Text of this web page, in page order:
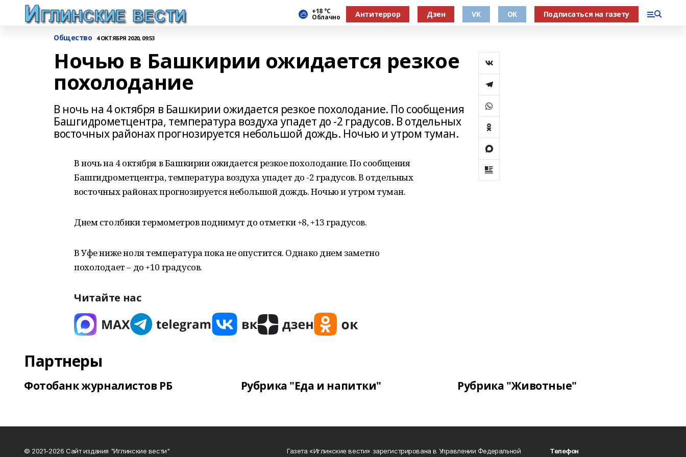
+18 °С
Облачно Антитеррор Дзен VK OK Подписаться на газету
Общество 4 ОКТЯБРЯ 2020, 09:53
Ночью в Башкирии ожидается резкое
похолодание
В ночь на 4 октября в Башкирии ожидается резкое похолодание. По сообщения
Башгидрометцентра, температура воздуха упадет до -2 градусов. В отдельных
восточных районах прогнозируется небольшой дождь. Ночью и утром туман.
В ночь на 4 октября в Башкирии ожидается резкое похолодание. По сообщения
Башгидрометцентра, температура воздуха упадет до -2 градусов. В отдельных
восточных районах прогнозируется небольшой дождь. Ночью и утром туман.
Днем столбики термометров поднимут до отметки +8, +13 градусов.
В Уфе ниже ноля температура пока не опустится. Однако днем заметно
похолодает – до +10 градусов.
Читайте нас
Партнеры
Фотобанк журналистов РБ Рубрика "Еда и напитки" Рубрика "Животные"
© 2021-2026 Сайт издания "Иглинские вести"
Газета «Иглинские вести» зарегистрирована в Управлении Федеральной
Телефон